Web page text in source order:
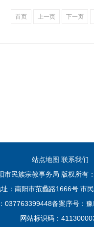
首页 上一页 下一页
站点地图 联系我们
市民族宗教事务局 版权所有
：南阳市范蠡路1666号 市
037763399448备案序号：
网站标识码：